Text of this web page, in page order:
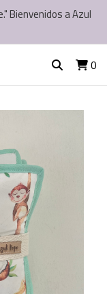
Bienvenidos a Azul
0